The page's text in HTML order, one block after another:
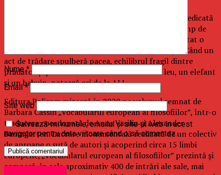
Surpriza anului următor este o nouă serie fantasy dedicată
copiilor şi semnată de Erin Hunter: „Braveland”. Timp de
generaţii, animalele din câmpiile africane au respectat o
singură regulă: să ucidă doar pentru a supravieţui. Când un
act de trădare spulberă pacea, echilibrul fragil dintre
prădător şi pradă stă în labele a trei eroi: un leu, un elefant
şi un babuin, notează cei de la ALL.
Editura Polirom mizează în 2020 pe volumul semnat de
Barbara Cassin „Vocabularul european al filosofiilor”, într-o
traducere coordonată de Anca Vasiliu şi Alexander
Baumgarten. Lucrare monumentală realizată de un colectiv
de aproape o sută de autori şi acoperind circa 15 limbi
europene, „Vocabularul european al filosofiilor” prezintă şi
compară, în cele aproximativ 400 de intrări ale sale, mai
Nume*
Email*
Site web
Salvează-mi numele, emailul și site-ul web în acest
navigator pentru data viitoare când o să comentez.